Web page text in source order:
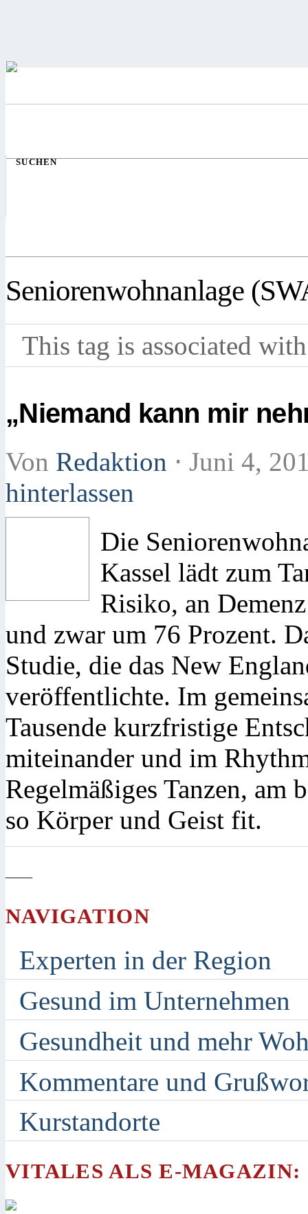
SUCHEN
Seniorenwohnanlage
This tag is associated
„Niemand kann mir
Von Redaktion ⋅ Juni 4,
hinterlassen
Die
Kassel lädt zum
Risiko, an
und zwar um 76 Prozent.
Studie, die das New
veröffentlichte. Im
Tausende kurzfristige
miteinander und im
Regelmäßiges Tanzen, am
so Körper und Geist fit.
—
NAVIGATION
Experten in der Region
Gesund im Unternehmen
Gesundheit und mehr
Kommentare und
Kurstandorte
VITALES ALS E-MAGAZIN: